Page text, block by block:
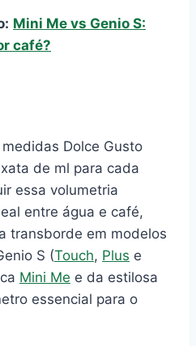
Mini Me vs Genio S:
café?
Dolce Gusto
de ml para cada
essa volumetria
entre água e café,
transborde em modelos
S (Touch, Plus e
Mini Me e da estilosa
essencial para o